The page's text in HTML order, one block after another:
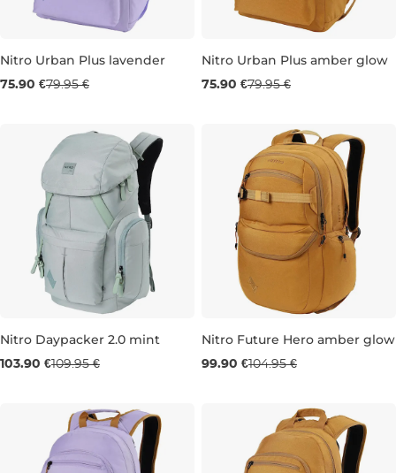
Nitro Urban Plus lavender
75.90 €79.95 €
Nitro Urban Plus amber glow
75.90 €79.95 €
Nitro Daypacker 2.0 mint
103.90 €109.95 €
Nitro Future Hero amber glow
99.90 €104.95 €